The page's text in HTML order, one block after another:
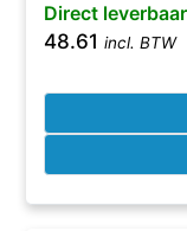
Direct leverbaar
48.61 incl. BTW